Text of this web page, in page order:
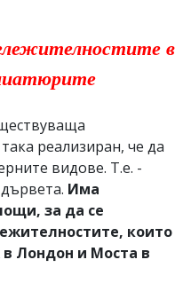
в
реализиран, че да
видове. Т.е. -
Има
за да се
които
Лондон и Моста в